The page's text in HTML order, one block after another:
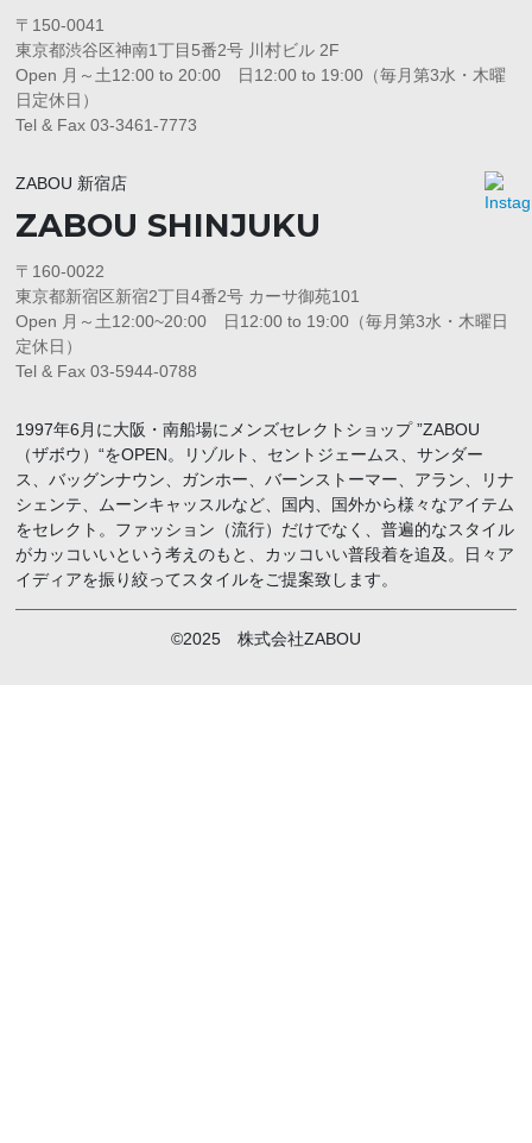
〒150-0041
東京都渋谷区神南1丁目5番2号 川村ビル 2F
Open 月～土12:00 to 20:00 日12:00 to 19:00（毎月第3水・木曜
日定休日）
Tel & Fax 03-3461-7773
ZABOU 新宿店
ZABOU SHINJUKU
〒160-0022
東京都新宿区新宿2丁目4番2号 カーサ御苑101
Open 月～土12:00~20:00 日12:00 to 19:00（毎月第3水・木曜日
定休日）
Tel & Fax 03-5944-0788
1997年6月に大阪・南船場にメンズセレクトショップ ”ZABOU
（ザボウ）“をOPEN。リゾルト、セントジェームス、サンダー
ス、バッグンナウン、ガンホー、バーンストーマー、アラン、リナ
シェンテ、ムーンキャッスルなど、国内、国外から様々なアイテム
をセレクト。ファッション（流行）だけでなく、普遍的なスタイル
がカッコいいという考えのもと、カッコいい普段着を追及。日々ア
イディアを振り絞ってスタイルをご提案致します。
©2025 株式会社ZABOU